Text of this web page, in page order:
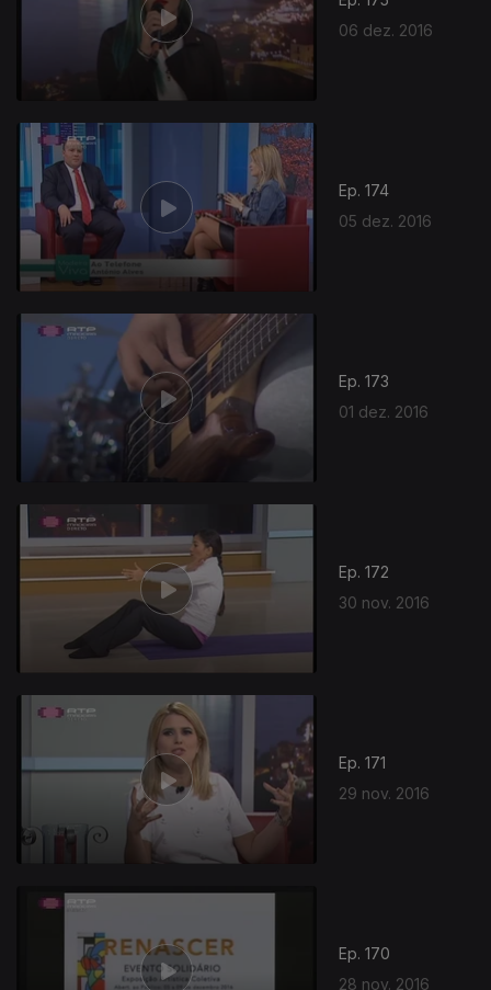
06 dez. 2016
Ep. 174
05 dez. 2016
Ep. 173
01 dez. 2016
Ep. 172
30 nov. 2016
Ep. 171
29 nov. 2016
Ep. 170
28 nov. 2016